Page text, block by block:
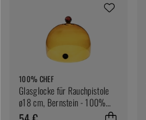
100% CHEF
Glasglocke für Rauchpistole
ø18 cm, Bernstein - 100%
Chef